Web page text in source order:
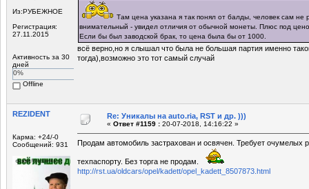
Из:РУБЕЖНОЕ
Регистрация:
27.11.2015
Активность за 30
дней
0%
Offline
Там цена указана я так понял от балды, человек сам не
внимательный - увидел отличия от обычной монеты. Плюс под
Если бы был заводской брак, то цена была бы от 1000.
всё верно,но я слышал что была не большая партия именно
тогда),возможно это тот самый случай
REZIDENT
Карма: +24/-0
Сообщений: 931
Re: Уникалы на auto.ria, RST и др. )))
« Ответ #1159 : 20-07-2018, 14:16:22 »
Продам автомобиль застрахован и освячен. Требует очумелых
техпаспорту. Без торга не продам.
http://rst.ua/oldcars/opel/kadett/opel_kadett_8507873.html